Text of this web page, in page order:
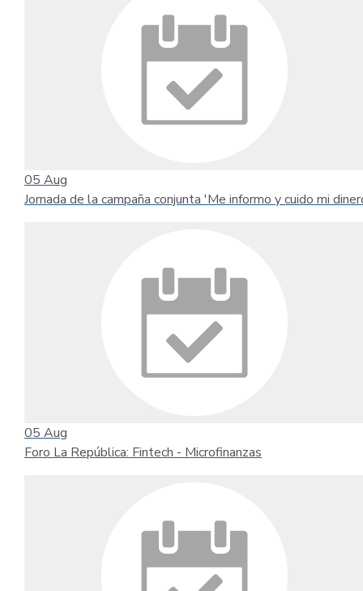
05 Aug
Jornada de la campaña conjunta 'Me informo y cuido mi
05 Aug
Foro La República: Fintech - Microfinanzas